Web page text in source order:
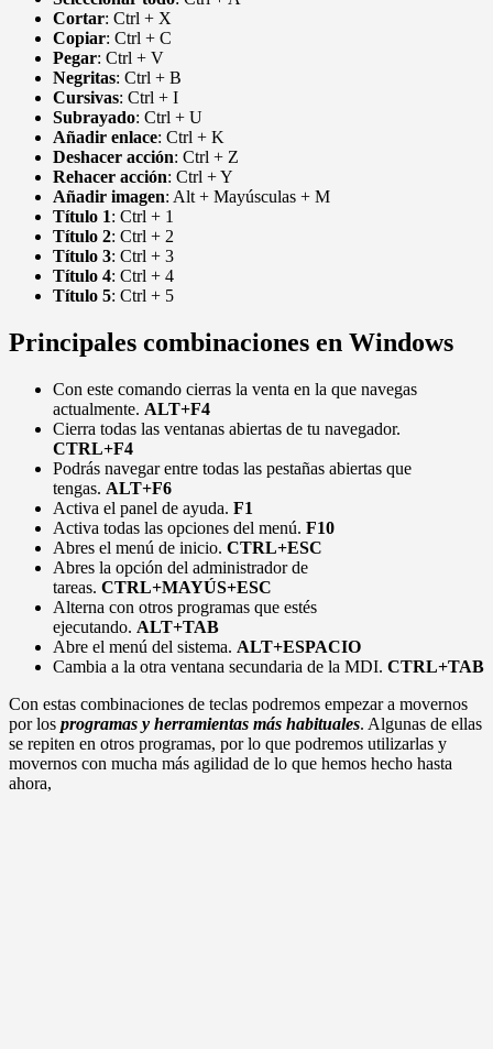
Cortar: Ctrl + X
Copiar: Ctrl + C
Pegar: Ctrl + V
Negritas: Ctrl + B
Cursivas: Ctrl + I
Subrayado: Ctrl + U
Añadir enlace: Ctrl + K
Deshacer acción: Ctrl + Z
Rehacer acción: Ctrl + Y
Añadir imagen: Alt + Mayúsculas + M
Título 1: Ctrl + 1
Título 2: Ctrl + 2
Título 3: Ctrl + 3
Título 4: Ctrl + 4
Título 5: Ctrl + 5
Principales combinaciones en Windows
Con este comando cierras la venta en la que navegas
actualmente. ALT+F4
Cierra todas las ventanas abiertas de tu navegador.
CTRL+F4
Podrás navegar entre todas las pestañas abiertas que
tengas. ALT+F6
Activa el panel de ayuda. F1
Activa todas las opciones del menú. F10
Abres el menú de inicio. CTRL+ESC
Abres la opción del administrador de
tareas. CTRL+MAYÚS+ESC
Alterna con otros programas que estés
ejecutando. ALT+TAB
Abre el menú del sistema. ALT+ESPACIO
Cambia a la otra ventana secundaria de la MDI. CTRL+TAB
Con estas combinaciones de teclas podremos empezar a movernos
por los programas y herramientas más habituales. Algunas de ellas
se repiten en otros programas, por lo que podremos utilizarlas y
movernos con mucha más agilidad de lo que hemos hecho hasta
ahora,